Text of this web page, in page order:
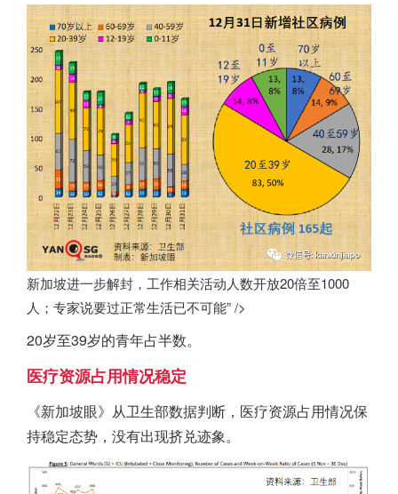
新加坡进一步解封，工作相关活动人数开放20倍至1000
人；专家说要过正常生活已不可能” />
20岁至39岁的青年占半数。
医疗资源占用情况稳定
《新加坡眼》从卫生部数据判断，医疗资源占用情况保
持稳定态势，没有出现挤兑迹象。